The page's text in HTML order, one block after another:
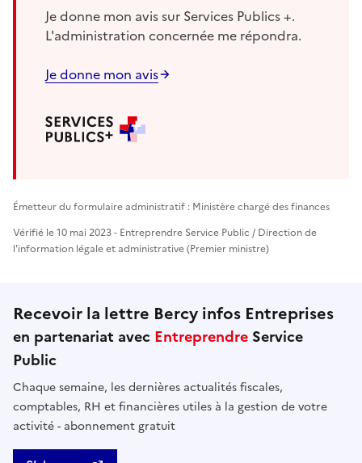
Je donne mon avis sur Services Publics +.
L'administration concernée me répondra.
Je donne mon avis
Émetteur du formulaire administratif : Ministère chargé des finances
Vérifié le 10 mai 2023 - Entreprendre Service Public / Direction de
l'information légale et administrative (Premier ministre)
Recevoir la lettre Bercy infos Entreprises
en partenariat avec Entreprendre Service
Public
Chaque semaine, les dernières actualités fiscales,
comptables, RH et financières utiles à la gestion de votre
activité - abonnement gratuit